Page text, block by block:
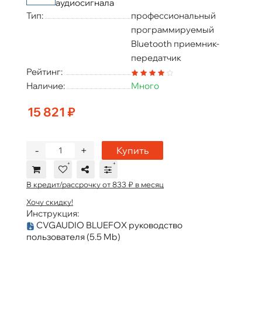
аудиосигнала
Тип:
профессиональный
программируемый
Bluetooth приемник-
передатчик
Рейтинг:
Наличие:
Много
15 821 ₽
+
- Купить
В кредит/рассрочку от 833 ₽ в месяц
Хочу скидку!
Инструкция:
CVGAUDIO BLUEFOX руководство
пользователя (5.5 Mb)